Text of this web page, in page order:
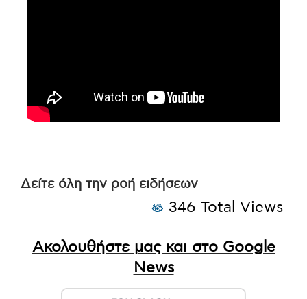
Δείτε όλη την ροή ειδήσεων
346 Total Views
Ακολουθήστε μας και στο Google
News